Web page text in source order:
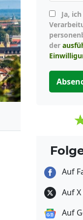
der
Auf
Auf
Auf